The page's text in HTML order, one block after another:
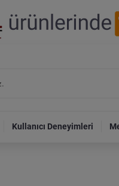
Kullanıcı Deneyimleri